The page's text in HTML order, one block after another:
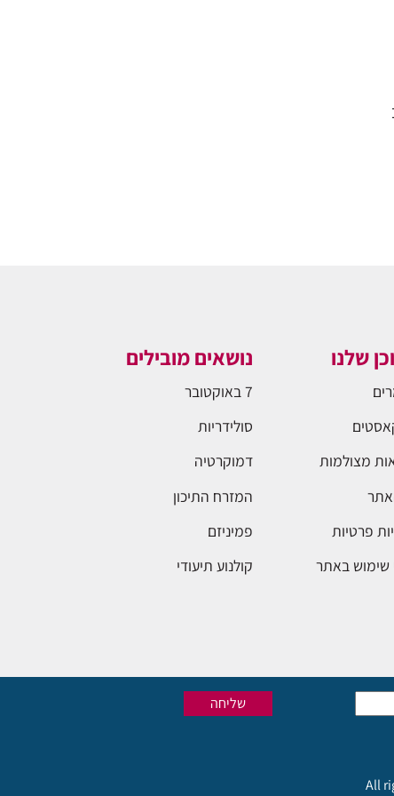
שלנו
מצולמות
פרטיות
שימוש באתר
נושאים מובילים
7 באוקטובר
סולידריות
דמוקרטיה
המזרח התיכון
פמיניזם
קולנוע תיעודי
All